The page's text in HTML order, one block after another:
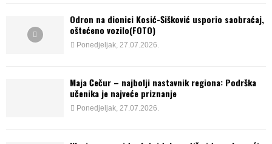
Odron na dionici Kosić-Šišković usporio saobraćaj,
oštećeno vozilo(FOTO)
Ponedjeljak, 27.07.2026.
Maja Čečur – najbolji nastavnik regiona: Podrška
učenika je najveće priznanje
Ponedjeljak, 27.07.2026.